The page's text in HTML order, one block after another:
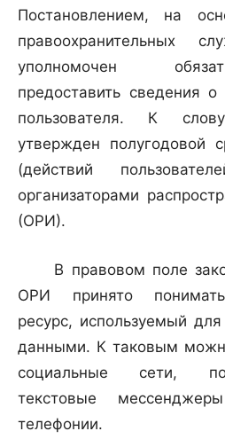
Постановлением, на
правоохранительных
уполномочен
предоставить сведения о
пользователя. К
утвержден полугодовой
(действий
организаторами
(ОРИ).
В правовом поле
ОРИ принято
ресурс, используемый
данными. К таковым
социальные сети,
текстовые
телефонии.